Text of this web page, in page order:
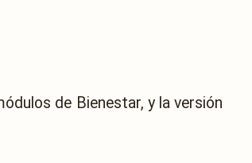
de Bienestar, y la versión